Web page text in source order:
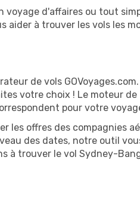
voyage d'affaires ou tout
aider à trouver les vols les
de vols
votre choix ! Le moteur de
pour votre
les offres des compagnies
des dates, notre outil
à trouver le vol Sydney-